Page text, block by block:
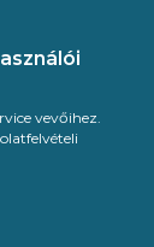
vevőihez.